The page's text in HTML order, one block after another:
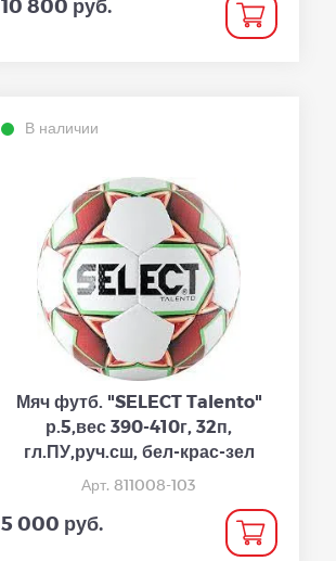
10 800 руб.
В наличии
Мяч футб. "SELECT Talento"
р.5,вес 390-410г, 32п,
гл.ПУ,руч.сш, бел-крас-зел
Арт. 811008-103
5 000 руб.